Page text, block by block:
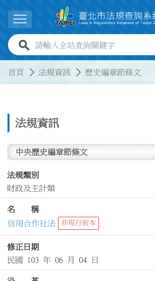
展開選單
全站查詢關鍵字欄位
首頁 法規資訊 歷史編章節條文
法規資訊
中央歷史編章節條文
法規類別
財政及主計類
名 稱
信用合作社法
非現行版本
修正日期
民國 103 年 06 月 04 日